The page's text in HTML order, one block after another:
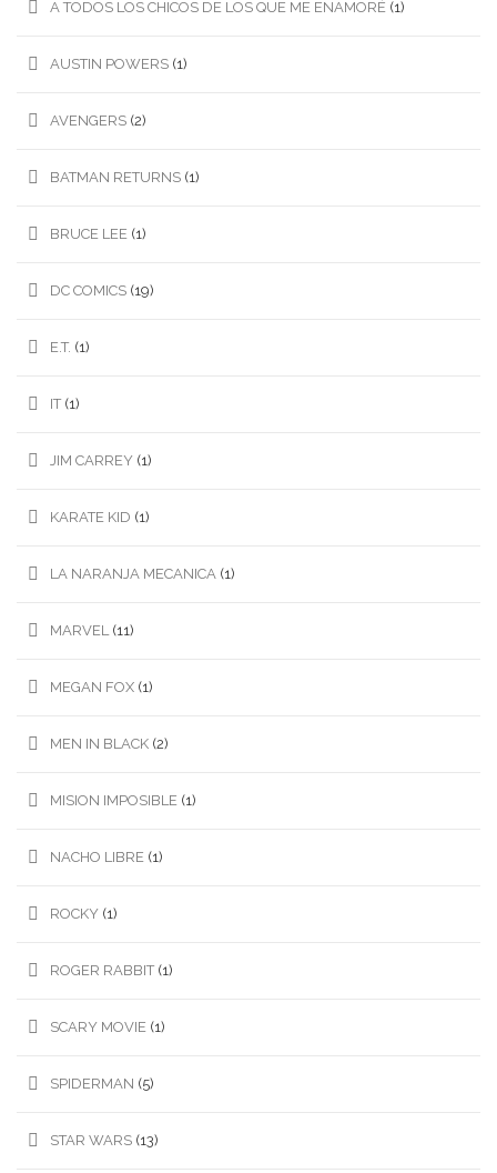
A TODOS LOS CHICOS DE LOS QUE ME ENAMORÉ (1)
AUSTIN POWERS (1)
AVENGERS (2)
BATMAN RETURNS (1)
BRUCE LEE (1)
DC COMICS (19)
E.T. (1)
IT (1)
JIM CARREY (1)
KARATE KID (1)
LA NARANJA MECANICA (1)
MARVEL (11)
MEGAN FOX (1)
MEN IN BLACK (2)
MISION IMPOSIBLE (1)
NACHO LIBRE (1)
ROCKY (1)
ROGER RABBIT (1)
SCARY MOVIE (1)
SPIDERMAN (5)
STAR WARS (13)